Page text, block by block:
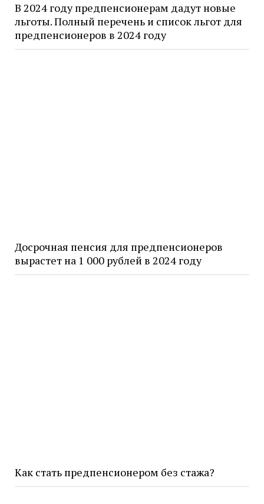
В 2024 году предпенсионерам дадут новые
льготы. Полный перечень и список льгот для
предпенсионеров в 2024 году
Досрочная пенсия для предпенсионеров
вырастет на 1 000 рублей в 2024 году
Как стать предпенсионером без стажа?